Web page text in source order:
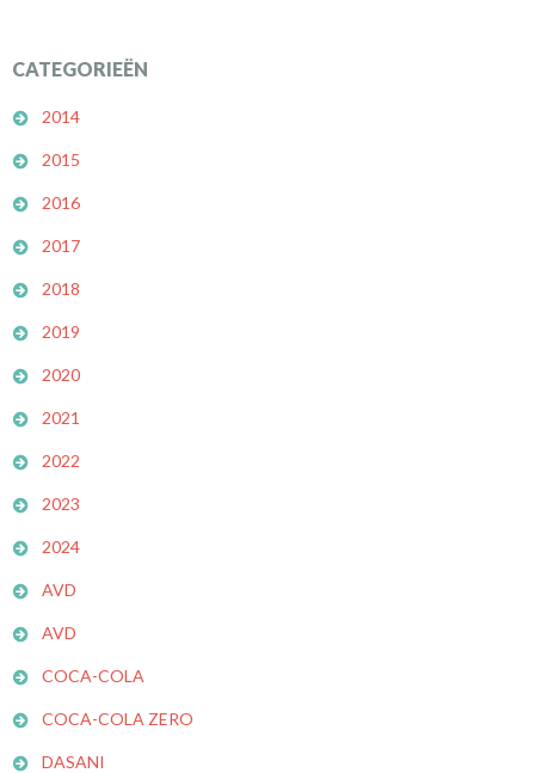
CATEGORIEËN
2014
2015
2016
2017
2018
2019
2020
2021
2022
2023
2024
AVD
AVD
COCA-COLA
COCA-COLA ZERO
DASANI